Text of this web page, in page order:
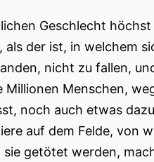
Geschlecht
der ist, in welchem
nicht zu fallen,
Menschen,
noch auch etwas
auf dem Felde, von
getötet werden,